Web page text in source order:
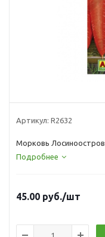
Артикул: R2632
Морковь
Подробнее
45.00 руб./шт